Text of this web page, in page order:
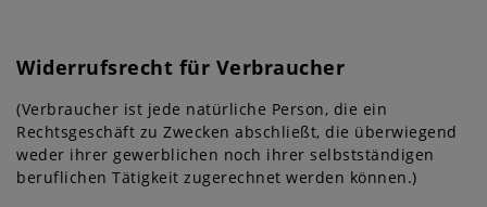
Widerrufsrecht für Verbraucher
(Verbraucher ist jede natürliche Person, die ein
Rechtsgeschäft zu Zwecken abschließt, die überwiegend
weder ihrer gewerblichen noch ihrer selbstständigen
beruflichen Tätigkeit zugerechnet werden können.)